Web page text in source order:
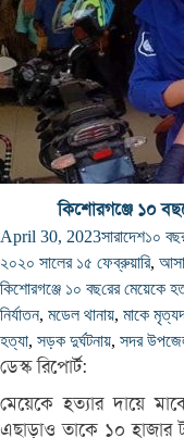
কিশোরগঞ্জে ১০
April 30, 2023সারাদেশ১০
২০২০ সালের ১৫ ফেব্রুয়ারি,
কিশোরগঞ্জে ১০ বছ‌রের মেয়েকে
নির্যাতন, মডেল থানায়, মাকে
হত্যা, সড়ক দুর্ঘটনায়, সদর
ডেস্ক রিপোর্ট:
মেয়েকে হত্যার দায়ে
এছাড়াও তাকে ১০ হাজার